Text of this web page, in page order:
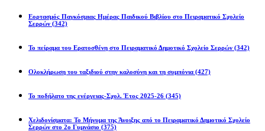
Εορτασμός Παγκόσμιας Ημέρας Παιδικού Βιβλίου στο Πειραματικό Σχολείο
Σερρών (342)
Το πείραμα του Ερατοσθένη στο Πειραματικό Δημοτικό Σχολείο Σερρών (342)
Ολοκλήρωση του ταξιδιού στην καλοσύνη και τη συμπόνια (427)
Το ποδήλατο της ενέργειας-Σχολ. Έτος 2025-26 (345)
Χελιδονίσματα: Το Μήνυμα της Άνοιξης από το Πειραματικό Δημοτικό Σχολείο
Σερρών στο 2ο Γυμνάσιο (375)